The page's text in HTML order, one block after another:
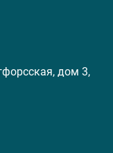
дом 3,